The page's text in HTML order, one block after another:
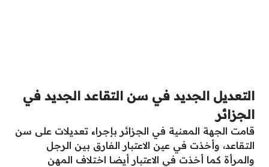
التعديل الجديد في سن التقاعد الجديد في
الجزائر
قامت الجهة المعنية في الجزائر بإجراء تعديلات على سن
التقاعد، وأخذت في عين الاعتبار الفارق بين الرجل
والمرأة كما أخذت في الاعتبار أيضا اختلاف المهن